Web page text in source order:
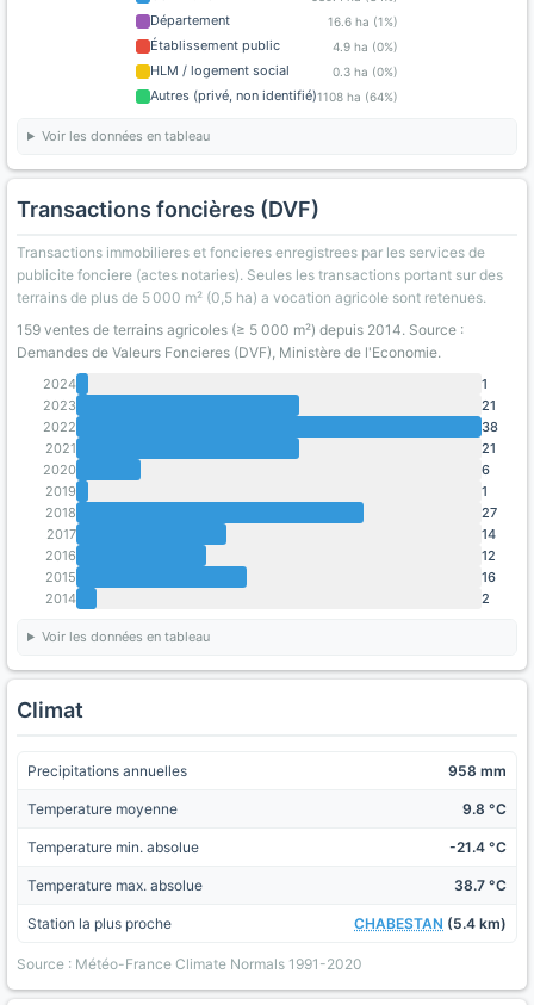
Département 16.6 ha (1%)
Établissement public 4.9 ha (0%)
HLM / logement social 0.3 ha (0%)
Autres (privé, non identifié)1108 ha (64%)
Voir les données en tableau
Transactions foncières (DVF)
Transactions immobilieres et foncieres enregistrees par les services de
publicite fonciere (actes notaries). Seules les transactions portant sur des
terrains de plus de 5 000 m² (0,5 ha) a vocation agricole sont retenues.
159 ventes de terrains agricoles (≥ 5 000 m²) depuis 2014. Source :
Demandes de Valeurs Foncieres (DVF), Ministère de l'Economie.
2024
1
2023
21
2022
38
2021
21
2020
6
2019
1
2018
27
2017
14
2016
12
2015
16
2014
2
Voir les données en tableau
Climat
Precipitations annuelles 958 mm
Temperature moyenne 9.8 °C
Temperature min. absolue -21.4 °C
Temperature max. absolue 38.7 °C
Station la plus proche CHABESTAN (5.4 km)
Source : Météo-France Climate Normals 1991-2020